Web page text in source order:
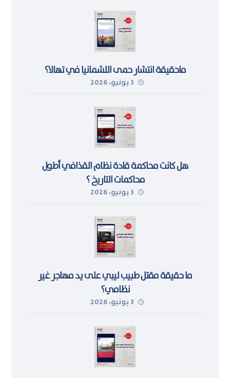
ماحقيقة انتشار حمى اللشمانيا في تهالا؟
3 يونيو، 2026
هل كانت محاكمة قادة نظام القذافي أطول
محاكمات التاريخ ؟
3 يونيو، 2026
ما حقيقة مقتل طبيب ليبي على يد مهاجر غير
نظامي؟
3 يونيو، 2026